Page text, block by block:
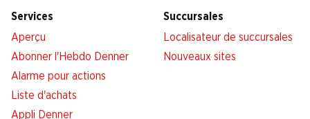
Services
Aperçu
Abonner l'Hebdo Denner
Alarme pour actions
Liste d'achats
Appli Denner
Succursales
Localisateur de succursales
Nouveaux sites